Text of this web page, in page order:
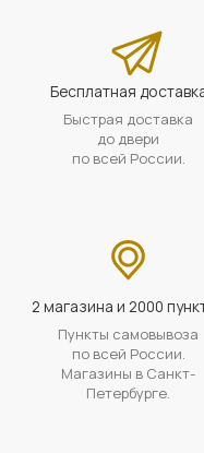
Бесплатная
Быстрая доставка
до двери
по всей России.
2 магазина и 2000
Пункты самовывоза
по всей России.
Магазины в Санкт-
Петербурге.